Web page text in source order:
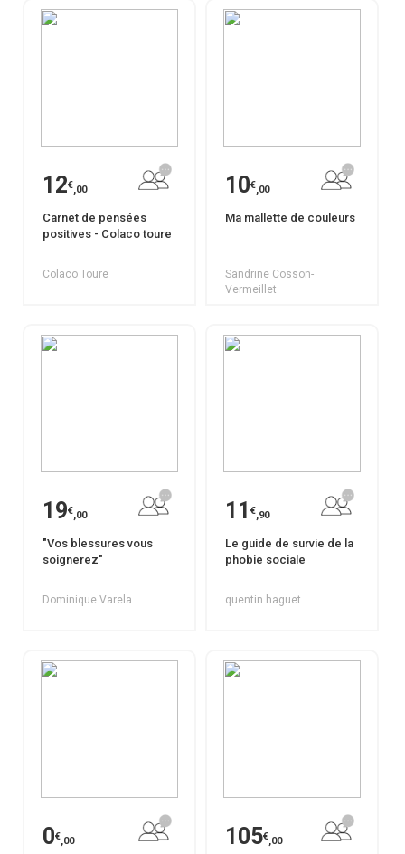
12€,00
Carnet de pensées
positives - Colaco toure
Colaco Toure
10€,00
Ma mallette de couleurs
Sandrine Cosson-
Vermeillet
19€,00
"Vos blessures vous
soignerez"
Dominique Varela
11 €,90
Le guide de survie de la
phobie sociale
quentin haguet
0€,00 105€,00